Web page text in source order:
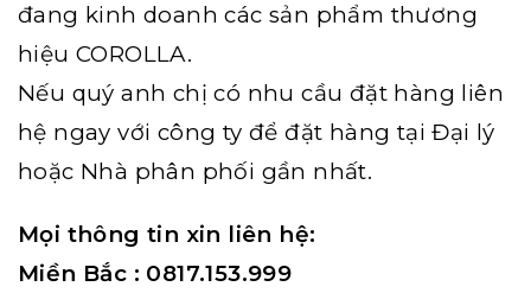
đang kinh doanh các sản phẩm thương
hiệu COROLLA.
Nếu quý anh chị có nhu cầu đặt hàng liên
hệ ngay với công ty để đặt hàng tại Đại lý
hoặc Nhà phân phối gần nhất.
Mọi thông tin xin liên hệ:
Miền Bắc : 0817.153.999